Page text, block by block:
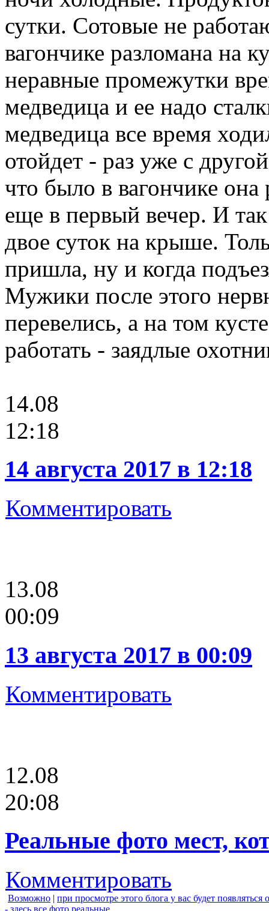
сутки. Сотовые не
вагончике разломана на
неравные промежутки
медведица и ее надо
медведица все время
отойдет - раз уже с
что было в вагончике
еще в первый вечер. И
двое суток на крыше.
пришла, ну и когда
Мужики после этого
перевелись, а на том
работать - заядлые
14.08
12:18
14 августа 2017 в 12:18
Комментировать
13.08
00:09
13 августа 2017 в 00:09
Комментировать
12.08
20:08
Реальные фото мест,
Комментировать
Возможно | при просмотре этого блога у вас будет
- здесь все фото реальные